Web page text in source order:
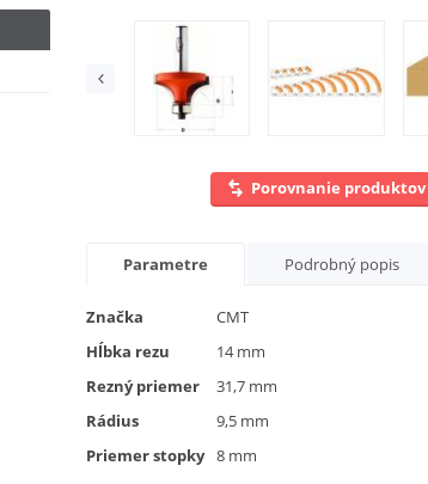
Porovnanie produktov
Parametre Podrobný popis
Značka
CMT
Hĺbka rezu
14 mm
Rezný priemer
31,7 mm
Rádius
9,5 mm
Priemer stopky 8 mm